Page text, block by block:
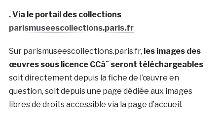
. Via le portail des collections
parismuseescollections.paris.fr
Sur parismuseescollections.paris.fr, les images des
œuvres sous licence CCà˜ seront téléchargeables
soit directement depuis la fiche de l’œuvre en
question, soit depuis une page dédiée aux images
libres de droits accessible via la page d’accueil.